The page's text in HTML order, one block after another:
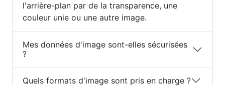
l'arrière-plan par de la transparence, une
couleur unie ou une autre image.
Mes données d'image sont-elles sécurisées
?
Quels formats d'image sont pris en charge ?